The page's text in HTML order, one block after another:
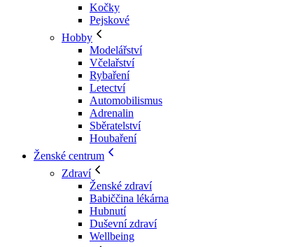
Kočky
Pejskové
Hobby
Modelářství
Včelařství
Rybaření
Letectví
Automobilismus
Adrenalin
Sběratelství
Houbaření
Ženské centrum
Zdraví
Ženské zdraví
Babiččina lékárna
Hubnutí
Duševní zdraví
Wellbeing